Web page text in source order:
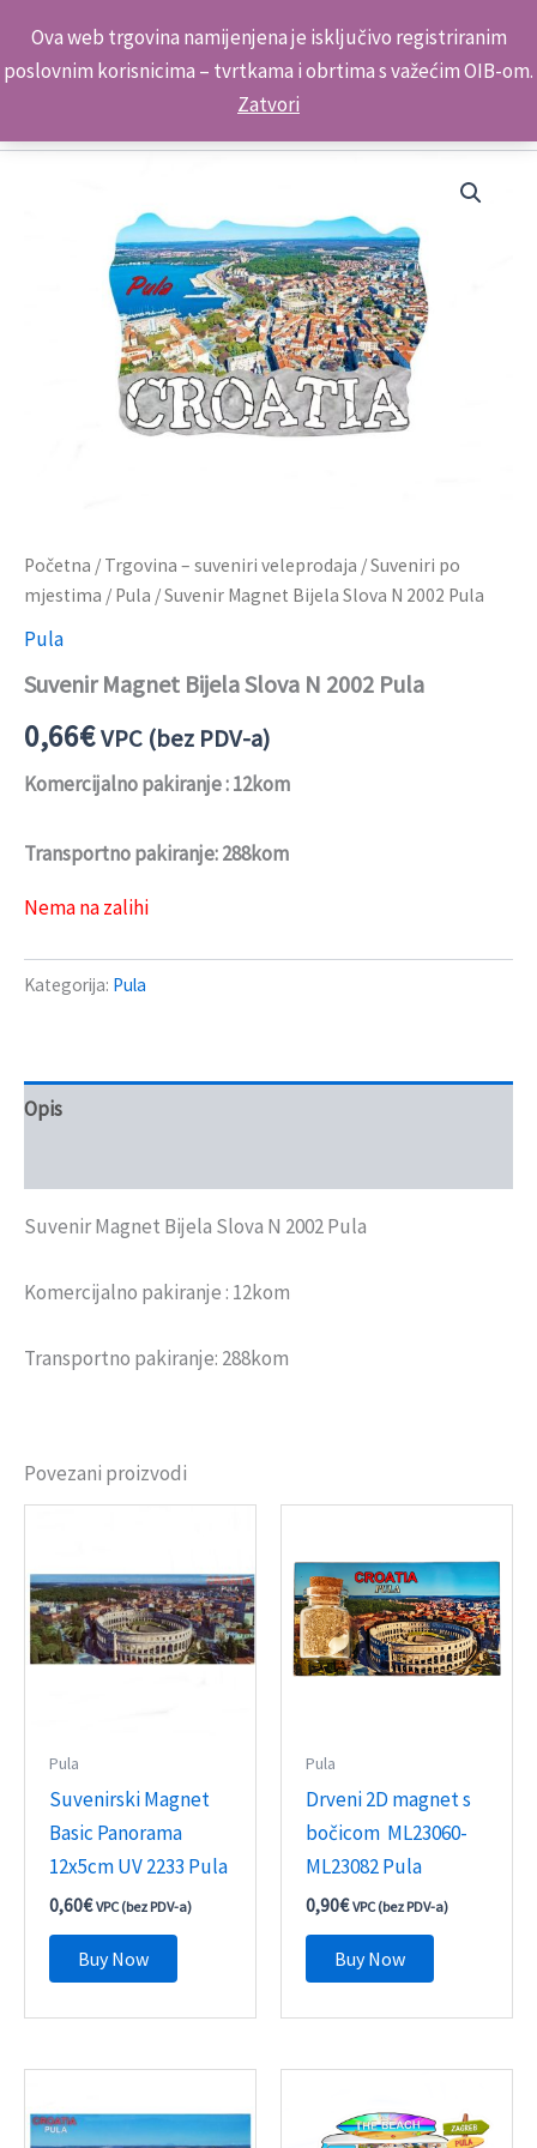
Ova web trgovina namijenjena je isključivo registriranim
poslovnim korisnicima – tvrtkama i obrtima s važećim OIB-om.
Zatvori
content
Kontakt telefon: +385 98 179 3891
Početna / Trgovina – suveniri veleprodaja /Suveniri po
mjestima / Pula / Suvenir Magnet Bijela Slova N 2002 Pula
Pula
Suvenir Magnet Bijela Slova N 2002 Pula
0,66€VPC (bez PDV-a)
Komercijalno pakiranje : 12kom
Transportno pakiranje: 288kom
Nema na zalihi
Kategorija: Pula
Opis
Suvenir Magnet Bijela Slova N 2002 Pula
Komercijalno pakiranje : 12kom
Transportno pakiranje: 288kom
Povezani proizvodi
Pula
Suvenirski Magnet
Basic Panorama
12x5cm UV 2233 Pula
0,60€ VPC (bez PDV-a)
Buy Now
Pula
Drveni 2D magnet s
bočicom ML23060-
ML23082 Pula
0,90€ VPC (bez PDV-a)
Buy Now